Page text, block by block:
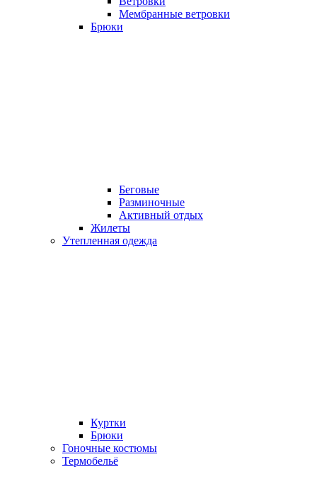
Мембранные ветровки
Брюки
Беговые
Разминочные
Активный отдых
Жилеты
Утепленная одежда
Куртки
Брюки
Гоночные костюмы
Термобельё